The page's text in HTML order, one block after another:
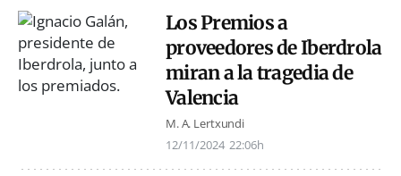
Los Premios a
proveedores de Iberdrola
miran a la tragedia de
Valencia
M. A. Lertxundi
12/11/2024 22:06h